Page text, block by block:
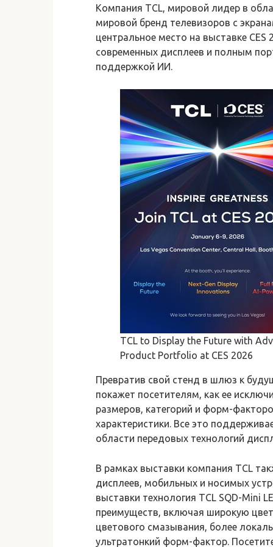
Компания TCL, мировой лидер в
мировой бренд телевизоров с
центральное место на выставке
современных дисплеев и полным
поддержкой ИИ.
TCL to Display the Future with
Product Portfolio at CES 2026
Превратив свой стенд в шлюз к
покажет посетителям, как ее
размеров, категорий и форм-
характеристики. Все это
области передовых технологий
В рамках выставки компания TCL
дисплеев, мобильных и носимых
выставки технология TCL SQD-Mini
преимуществ, включая широкую
цветового смазывания, более
ультратонкий форм-фактор.